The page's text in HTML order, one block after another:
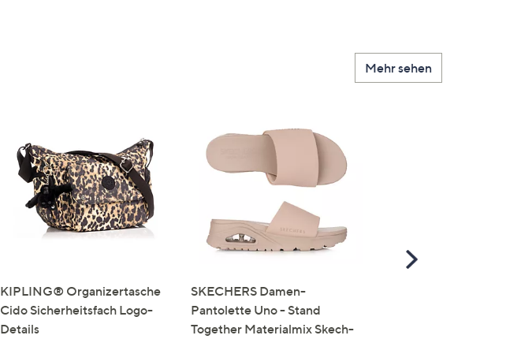
Mehr sehen
KIPLING® Organizertasche
Cido Sicherheitsfach Logo-
Details
SKECHERS Damen-
Pantolette Uno - Stand
Together Materialmix Skech-
Scroll